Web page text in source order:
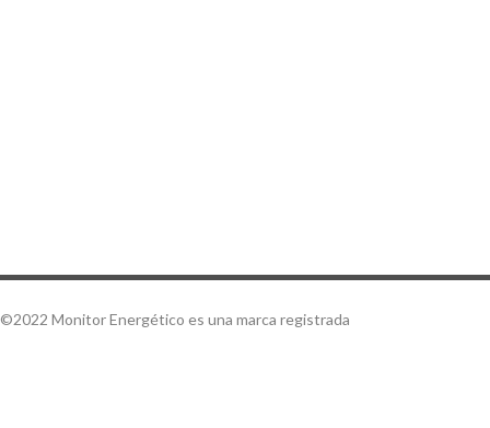
©2022 Monitor Energético es una marca registrada